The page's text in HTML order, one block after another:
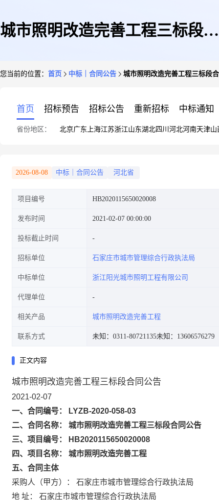
城市照明改造完善工程三标段合
您当前的位置： 首页 中标｜合同公告 城市照明改造完善工程三标段
首页 招标预告 招标公告 重新招标 中标通知
省份地区： 北京广东 上海江苏浙江山东湖北四川 河北河南天津山
2026-08-08 中标｜合同公告 河北省
项目编号 HB2020115650020008
发布时间 2021-02-07 00:00:00
投标截止时间
招标单位 石家庄市城市管理综合行政执法局
中标单位 浙江阳光城市照明工程有限公司
代理单位
相关产品 城市照明改造完善工程
联系方式 未知：0311-80721135未知：13606576279
正文内容
城市照明改造完善工程三标段合同公告
2021-02-07
一、合同编号： LYZB-2020-058-03
二、合同名称： 城市照明改造完善工程三标段合同公告
三、项目编号： HB2020115650020008
四、项目名称： 城市照明改造完善工程
五、合同主体
采购人（甲方）： 石家庄市城市管理综合行政执法局
地 址： 石家庄市城市管理综合行政执法局